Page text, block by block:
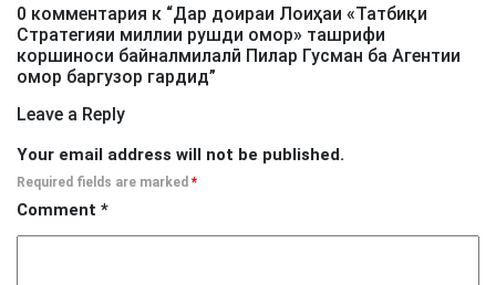
0 комментария к “Дар доираи Лоиҳаи «Татбиқи
Стратегияи миллии рушди омор» ташрифи
коршиноси байналмилалӣ Пилар Гусман ба Агентии
омор баргузор гардид”
Leave a Reply
Your email address will not be published.
Required fields are marked *
Comment *